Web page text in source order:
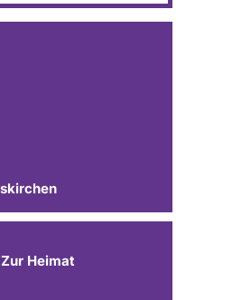
Zur Heimat